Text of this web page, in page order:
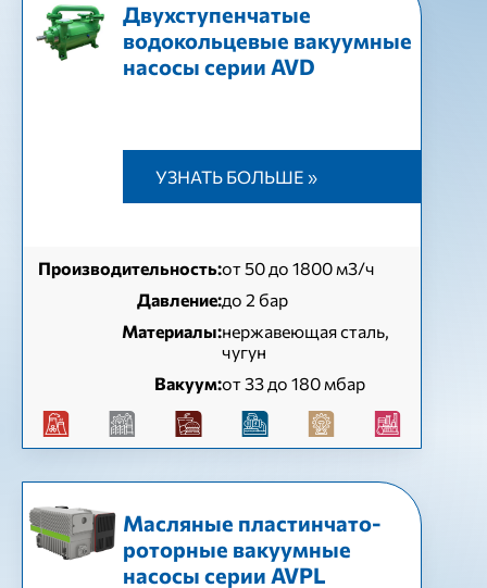
Двухступенчатые
водокольцевые вакуумные
насосы серии AVD
УЗНАТЬ БОЛЬШЕ »
Производительность:от 50 до 1800 м3/ч
Давление:до 2 бар
Материалы:нержавеющая сталь,
чугун
Вакуум:от 33 до 180 мбар
Масляные пластинчато-
роторные вакуумные
насосы серии AVPL